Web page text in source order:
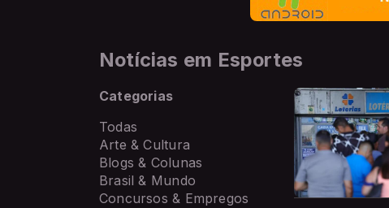
Notícias em Esportes
Categorias
Todas
Arte & Cultura
Blogs & Colunas
Brasil & Mundo
Concursos & Empregos